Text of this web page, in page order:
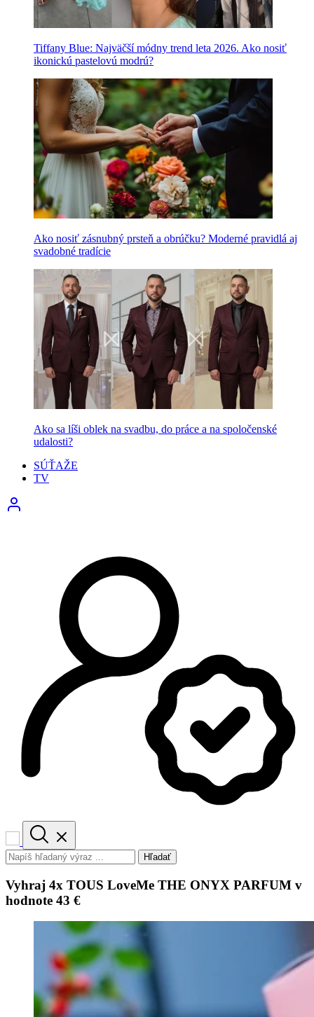
Tiffany Blue: Najväčší módny trend leta 2026. Ako nosiť
ikonickú pastelovú modrú?
Ako nosiť zásnubný prsteň a obrúčku? Moderné pravidlá aj
svadobné tradície
Ako sa líši oblek na svadbu, do práce a na spoločenské
udalosti?
SÚŤAŽE
TV
Hľadať
Vyhraj 4x TOUS LoveMe THE ONYX PARFUM v
hodnote 43 €